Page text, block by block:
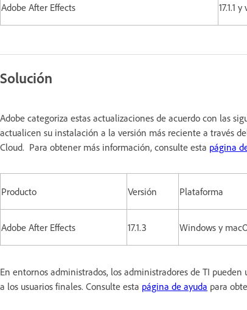
Adobe After Effects 17.1.1
Solución
Adobe categoriza estas actualizaciones de acuerdo con las
actualicen su instalación a la versión más reciente a través
Cloud. Para obtener más información, consulte esta página
Producto Versión Plataforma
Adobe After Effects 17.1.3 Windows y
En entornos administrados, los administradores de TI
a los usuarios finales. Consulte esta página de ayuda para